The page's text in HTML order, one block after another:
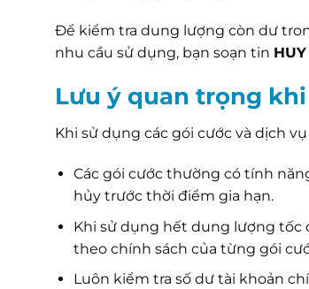
Để kiểm tra dung lượng còn dư
nhu cầu sử dụng, bạn soạn tin
Lưu ý quan trọng
Khi sử dụng các gói cước và dịch
Các gói cước thường có tính
hủy trước thời điểm gia hạn.
Khi sử dụng hết dung lượng tốc
theo chính sách của từng gói
Luôn kiểm tra số dư tài khoản